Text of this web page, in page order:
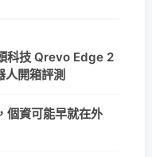
科技 Qrevo Edge 2
開箱評測
個資可能早就在外